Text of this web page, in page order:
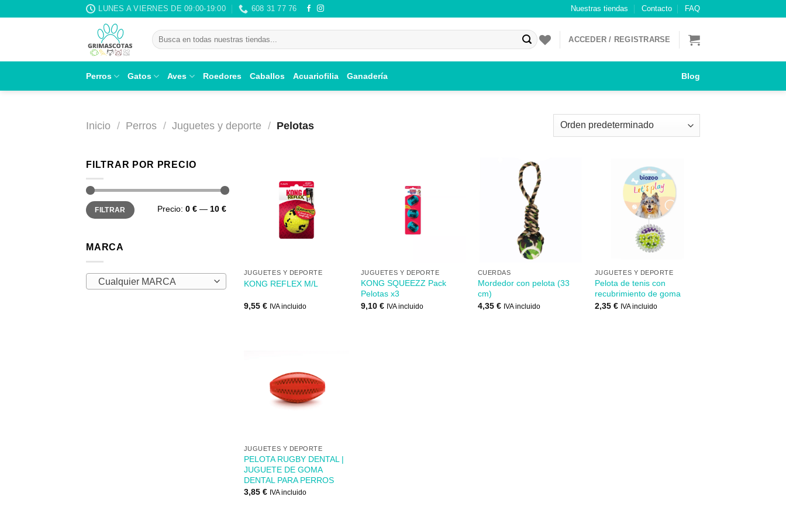
LUNES A VIERNES DE 09:00-19:00 608 31 77 76 Nuestras tiendas Contacto FAQ
Buscar
por:
ACCEDER / REGISTRARSE
Perros Gatos Aves Roedores Caballos Acuariofilia Ganadería Blog
Inicio / Perros / Juguetes y deporte / Pelotas
FILTRAR POR PRECIO
Precio
mínimo
Precio
máximo
FILTRAR Precio: 0 € — 10 €
MARCA
Cualquier MARCA
JUGUETES Y DEPORTE
KONG REFLEX M/L
9,55 € IVA incluido
JUGUETES Y DEPORTE
KONG SQUEEZZ Pack
Pelotas x3
9,10 € IVA incluido
CUERDAS
Mordedor con pelota (33
cm)
4,35 € IVA incluido
Añadir
JUGUETES Y DEPORTE
Pelota de tenis con
recubrimiento de goma
2,35 € IVA incluido
Añadir
a mi
lista de
JUGUETES Y DEPORTE
PELOTA RUGBY DENTAL |
JUGUETE DE GOMA
DENTAL PARA PERROS
3,85 € IVA incluido